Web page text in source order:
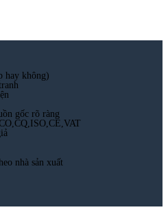
hay không)
gốc rõ ràng
nhà sản xuất